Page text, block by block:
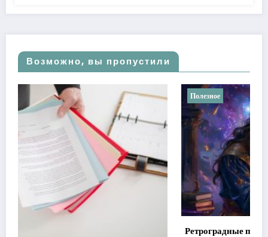
Возможно, вы пропустили
Полезное
Ретроградные планеты в астрологии: мифы против